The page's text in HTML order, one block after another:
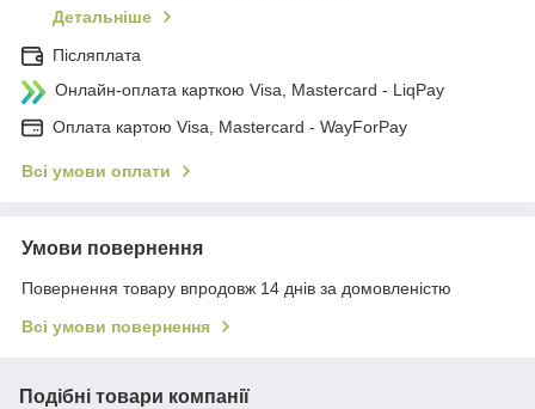
Детальніше
Післяплата
Онлайн-оплата карткою Visa, Mastercard - LiqPay
Оплата картою Visa, Mastercard - WayForPay
Всі умови оплати
Умови повернення
Повернення товару впродовж 14 днів за домовленістю
Всі умови повернення
Подібні товари компанії